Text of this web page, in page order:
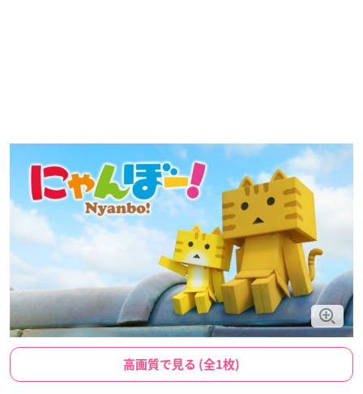
高画質で見る (全1枚)